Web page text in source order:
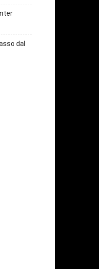
dal